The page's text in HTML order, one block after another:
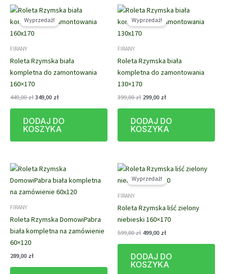
Wyprzedaż!
FIRANY
Roleta Rzymska biała
kompletna do zamontowania
160×170
449,00zł Pierwotna
449,00 zł.
349,00 złAktualna
349,00 zł.
DODAJ DO
KOSZYKA
Wyprzedaż!
FIRANY
Roleta Rzymska biała
kompletna do zamontowania
130×170
399,00zł Pierwotna
399,00 zł.
299,00 złAktualna
299,00 zł.
DODAJ DO
KOSZYKA
FIRANY
Roleta Rzymska DomowiPabra
biała kompletna na zamówienie
60×120
289,00 zł
Wyprzedaż!
FIRANY
Roleta Rzymska liść zielony
niebieski 160×170
599,00zł Pierwotna
599,00 zł.
499,00 złAktualna
499,00 zł.
DODAJ DO
KOSZYKA